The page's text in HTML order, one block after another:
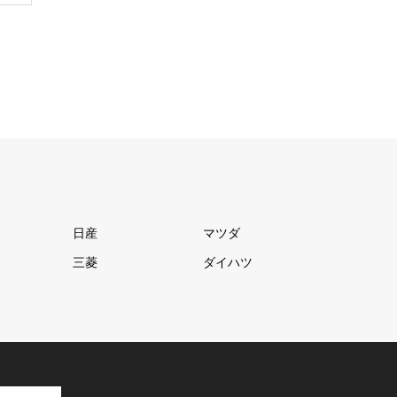
日産 マツダ
三菱 ダイハツ